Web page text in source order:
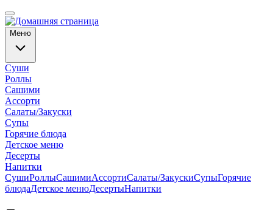
Меню
Суши
Роллы
Сашими
Ассорти
Салаты/Закуски
Супы
Горячие блюда
Детское меню
Десерты
Напитки
СушиРоллыСашимиАссортиСалаты/ЗакускиСупыГорячие
блюдаДетское менюДесертыНапитки